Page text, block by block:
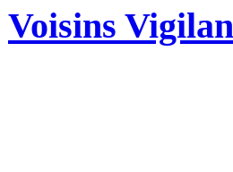
Voisins